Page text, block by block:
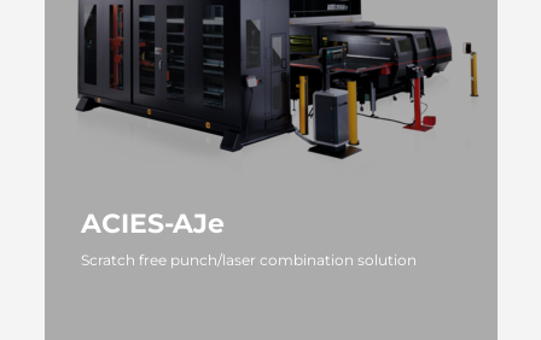
ACIES-AJe
Scratch free punch/laser combination solution